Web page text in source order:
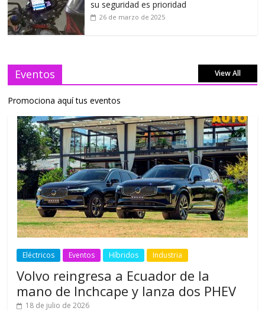
su seguridad es prioridad
26 de marzo de 2025
Eventos View All
Promociona aquí tus eventos
Eléctricos Eventos Híbridos Industria
Volvo reingresa a Ecuador de la
mano de Inchcape y lanza dos PHEV
18 de julio de 2026